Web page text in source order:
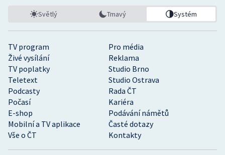
TV program
Pro média
Živé vysílání
Reklama
TV poplatky
Studio Brno
Teletext
Studio Ostrava
Podcasty
Rada ČT
Počasí
Kariéra
E-shop
Podávání námětů
Mobilní a TV aplikace
Časté dotazy
Vše o ČT
Kontakty
Světlý Tmavý Systém